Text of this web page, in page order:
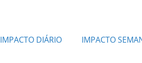
IMPACTO DIÁRIO IMPACTO